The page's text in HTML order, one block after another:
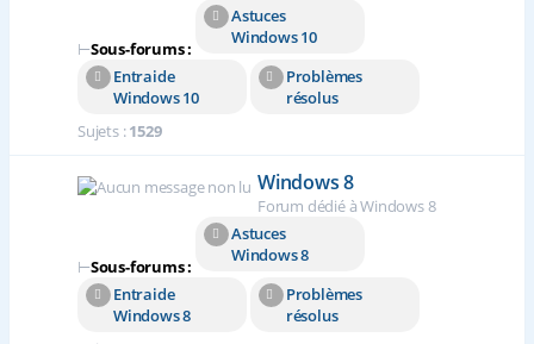
⊢Sous-forums :
Astuces
Windows 10
Entraide
Windows 10
Problèmes
résolus
Sujets :1529
Windows 8
Forum dédié à Windows 8
⊢Sous-forums :
Astuces
Windows 8
Entraide
Windows 8
Problèmes
résolus